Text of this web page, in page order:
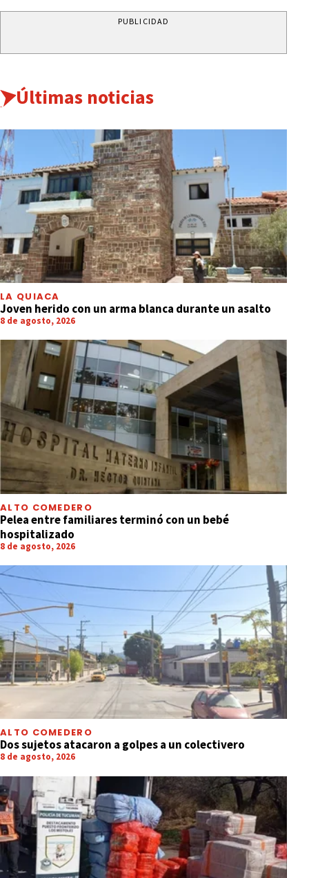
PUBLICIDAD
Últimas noticias
LA QUIACA
Joven herido con un arma blanca durante un asalto
8 de agosto, 2026
ALTO COMEDERO
Pelea entre familiares terminó con un bebé
hospitalizado
8 de agosto, 2026
ALTO COMEDERO
Dos sujetos atacaron a golpes a un colectivero
8 de agosto, 2026